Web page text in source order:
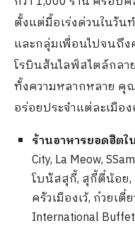
ตั้งแต่มื้อเร่งด่วนในวัน
และกลุ่มเพื่อนไปจนถึ
โรบินสันไลฟ์สไตล์กล
ทั้งความหลากหลาย
อร่อยประจำแต่ละเมือ
ร้านอาหารยอดฮิตใ
City, La Meow,
โบนัสสุกี้, สุกี้ตี๋น้อย,
ครัวเมืองเว้, ก๋วยเตี๋
International